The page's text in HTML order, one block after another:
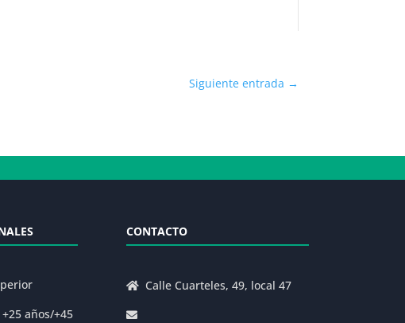
Siguiente entrada →
años/+45
CONTACTO
Calle Cuarteles, 49, local 47